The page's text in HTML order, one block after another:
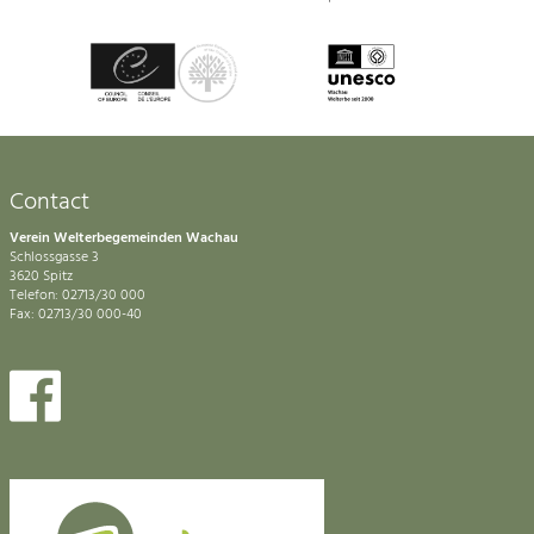
Contact
Verein Welterbegemeinden Wachau
Schlossgasse 3
3620 Spitz
Telefon: 02713/30 000
Fax: 02713/30 000-40